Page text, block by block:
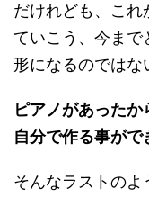
だけれども、こ
ていこう、今ま
形になるのではな
ピアノがあった
自分で作る事がで
そんなラストのよ